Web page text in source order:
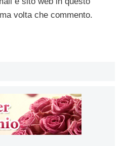
volta che commento.